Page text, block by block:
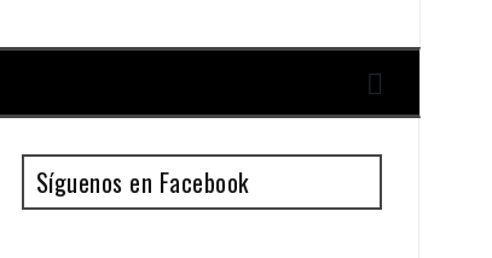
Síguenos en Facebook